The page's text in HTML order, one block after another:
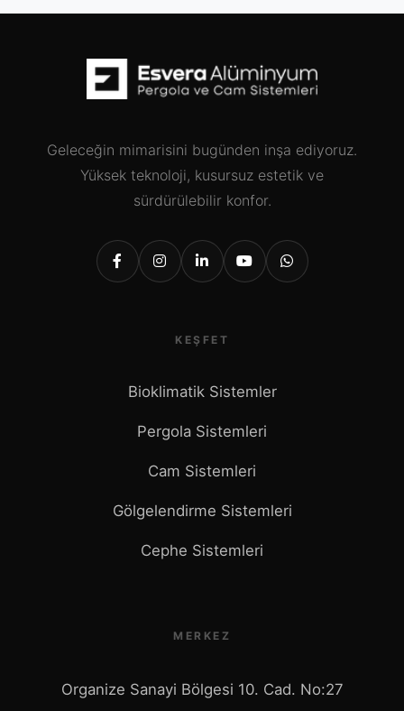
Geleceğin mimarisini bugünden inşa ediyoruz.
Yüksek teknoloji, kusursuz estetik ve
sürdürülebilir konfor.
KEŞFET
Bioklimatik Sistemler
Pergola Sistemleri
Cam Sistemleri
Gölgelendirme Sistemleri
Cephe Sistemleri
MERKEZ
Organize Sanayi Bölgesi 10. Cad. No:27